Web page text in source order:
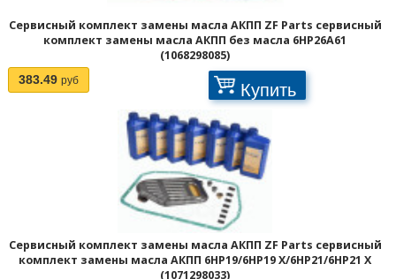
Сервисный комплект замены масла АКПП ZF Parts сервисный
комплект замены масла АКПП без масла 6HP26A61
(1068298085)
383.49 руб Купить
Сервисный комплект замены масла АКПП ZF Parts сервисный
комплект замены масла АКПП 6HP19/6HP19 X/6HP21/6HP21 X
(1071298033)